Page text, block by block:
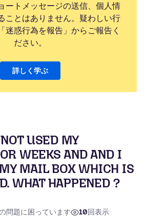
ートメッセージの送信、個人情
ことはありません。疑わしい行
迷惑行為を報告」からご報告く
ださい。
詳しく学ぶ
USED MY
WEEKS AND AND I
MAIL BOX WHICH IS
WHAT HAPPENED ?
問題に困っています 10回表示